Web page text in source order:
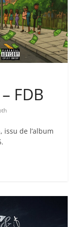
FDB
issu de l’album